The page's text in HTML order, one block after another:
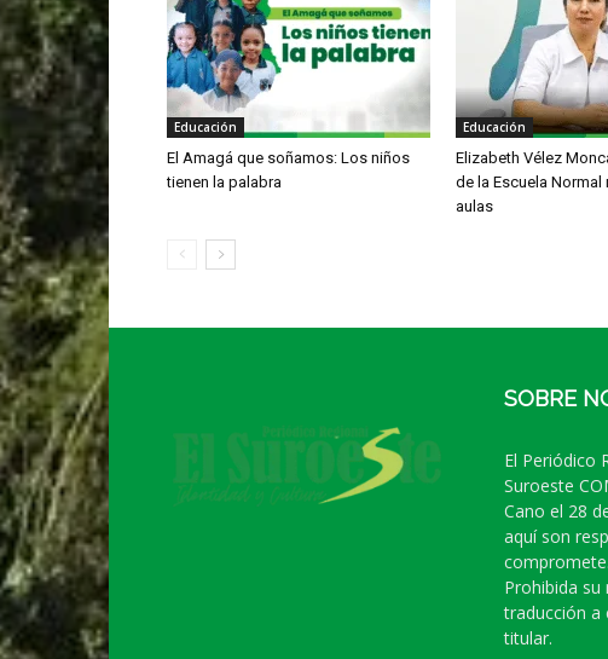
Educación
El Amagá que soñamos: Los niños
tienen la palabra
Educación
Elizabeth Vélez
de la Escuela Normal
aulas
SOBRE
El Periódico
Suroeste
Cano el 28
aquí son
Prohibida
traducción a
titular.